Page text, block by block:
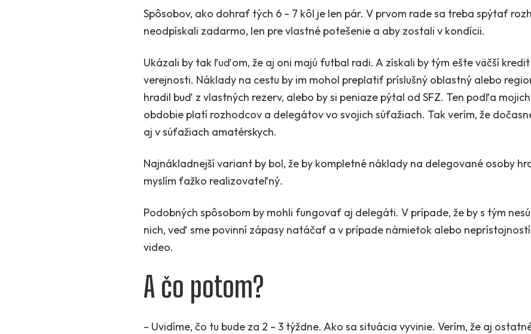
Spôsobov, ako dohrať tých 6 – 7 kôl je len pár. V prvom rade sa treba spýtať
neodpískali zadarmo, len pre vlastné potešenie a aby zostali v kondícii.
Ukázali by tak ľuďom, že aj oni majú futbal radi. A získali by tým ešte väčší
verejnosti. Náklady na cestu by im mohol preplatiť príslušný oblastný alebo
hradil buď z vlastných rezerv, alebo by si peniaze pýtal od SFZ. Ten podľa
obdobie platí rozhodcov a delegátov vo svojich súťažiach. Tak verím, že
aj v súťažiach amatérskych.
Najnákladnejší variant by bol, že by kompletné náklady na delegované osoby
myslím ťažko realizovateľný.
Podobných spôsobom by mohli fungovať aj delegáti. V prípade, že by s tým
nich, veď sme povinní zápasy natáčať a v prípade námietok alebo
video.
A čo potom?
– Uvidíme, čo tu bude za 2 – 3 týždne. Ako sa situácia vyvinie. Verím, že aj